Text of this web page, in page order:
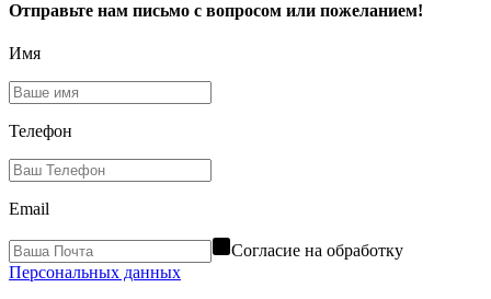
Отправьте нам письмо с вопросом или пожеланием!
Имя
Телефон
Email
Согласие на обработку
Персональных данных